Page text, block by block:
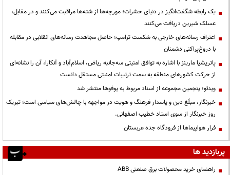
یک رابطه شگفت‌انگیز در دنیای حشرات؛ مورچه‌ها از شته‌ها مراقبت می‌کنند و در مقابل،
عسلک شیرین دریافت می‌کنند
اعتراف رسانه‌های خارجی به شکست ترامپ؛ حاصل مجاهدت رسانه‌های انقلابی در مقابله
با دروغ‌پراکنی دشمنان
پاتریشیا مارینز با اشاره به توافق امنیتی سه‌جانبه ریاض، اسلام‌آباد و آنکارا، آن را نشانه‌ای
از حرکت کشورهای منطقه به سمت ترتیبات امنیتی مستقل دانست
ویدئو؛ پنجمین مجموعه از اسناد مربوط به یوفوها منتشر شد
خبرنگار، مبلّغ دین و پاسدار فرهنگ و هویت در مواجهه با چالش‌های سیاسی است؛ تبریک
روز خبرنگار از سوی استاد خطیب اصفهانی.
فرار هواپیماها از فرودگاه جده عربستان
پربازدید ها
راهنمای خرید محصولات برق صنعتی ABB